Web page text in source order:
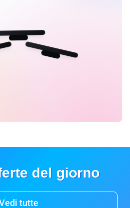
del giorno
tutte